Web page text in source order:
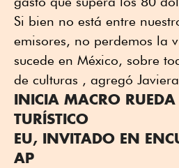
Si bien no está entre
emisores, no perdemos la
sucede en México, sobre
de culturas , agregó
INICIA MACRO
TURÍSTICO
EU, INVITADO EN
AP